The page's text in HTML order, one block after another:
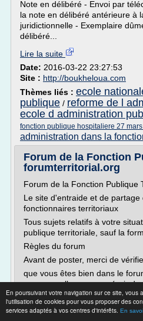
En poursuivant votre navigation sur ce site, vous
l'utilisation de cookies pour vous proposer des
services adaptés à vos centres d'intérêts. En
Note en délibéré - Envoi par
la note en délibéré antérieure à
juridictionnelle - Exemplaire
délibéré...
Lire la suite
Date: 2016-03-22 23:27:53
Site : http://boukheloua.com
Thèmes liés : ecole
publique / reforme de l
ecole d administration
fonction publique hospitaliere 27
administration dans la
Forum de la Fonction
forumterritorial.org
Forum de la Fonction Publique
Le site d'entraide et de
fonctionnaires territoriaux
Tous sujets relatifs à votre
publique territoriale, sauf la
Règles du forum
Avant de poster, merci de
que vous êtes bien dans le
que vous allez exposer (voir
Lire la suite